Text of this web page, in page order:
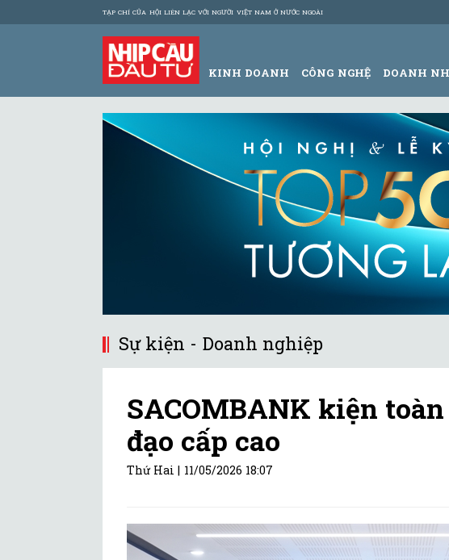
TẠP CHÍ CỦA HỘI LIÊN LẠC VỚI NGƯỜI VIỆT NAM Ở NƯỚC NGOÀI
KINH DOANH CÔNG NGHỆ DOANH
Sự kiện - Doanh nghiệp
SACOMBANK kiện
đạo cấp cao
Thứ Hai | 11/05/2026 18:07